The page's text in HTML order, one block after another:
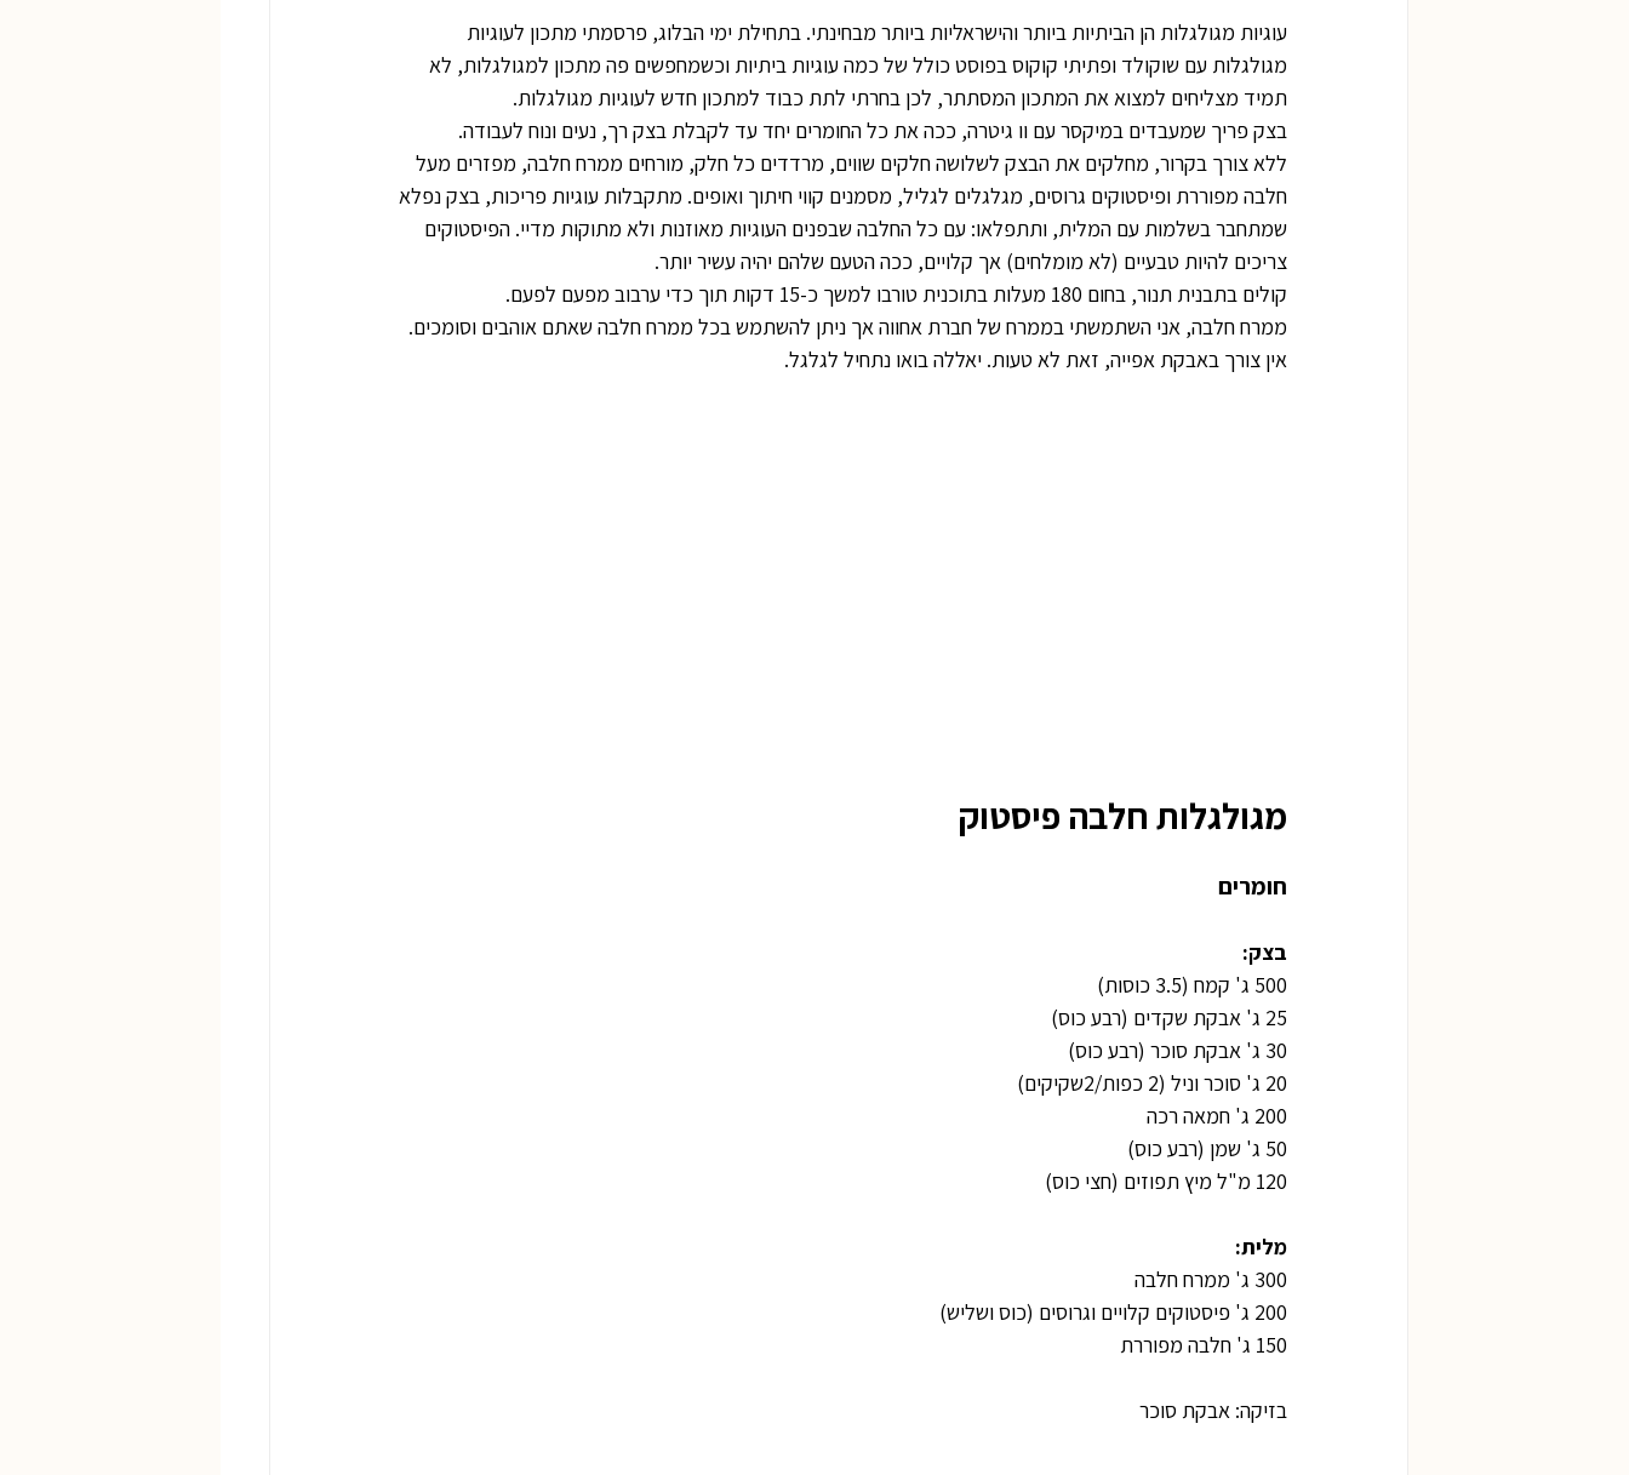
עוגיות מגולגלות הן הביתיות ביותר והישראליות ביותר מבחינתי. בתחילת ימי הבלוג, פרסמתי מתכון לעוגיות
מגולגלות עם שוקולד ופתיתי קוקוס בפוסט כולל של כמה עוגיות ביתיות וכשמחפשים פה מתכון למגולגלות, לא
תמיד מצליחים למצוא את המתכון המסתתר, לכן בחרתי לתת כבוד למתכון חדש לעוגיות מגולגלות.
בצק פריך שמעבדים במיקסר עם וו גיטרה, ככה את כל החומרים יחד עד לקבלת בצק רך, נעים ונוח לעבודה.
ללא צורך בקרור, מחלקים את הבצק לשלושה חלקים שווים, מרדדים כל חלק, מורחים ממרח חלבה, מפזרים מעל
חלבה מפוררת ופיסטוקים גרוסים, מגלגלים לגליל, מסמנים קווי חיתוך ואופים. מתקבלות עוגיות פריכות, בצק נפלא
שמתחבר בשלמות עם המלית, ותתפלאו: עם כל החלבה שבפנים העוגיות מאוזנות ולא מתוקות מדיי. הפיסטוקים
צריכים להיות טבעיים (לא מומלחים) אך קלויים, ככה הטעם שלהם יהיה עשיר יותר.
קולים בתבנית תנור, בחום 180 מעלות בתוכנית טורבו למשך כ-15 דקות תוך כדי ערבוב מפעם לפעם.
ממרח חלבה, אני השתמשתי בממרח של חברת אחווה אך ניתן להשתמש בכל ממרח חלבה שאתם אוהבים וסומכים.
אין צורך באבקת אפייה, זאת לא טעות. יאללה בואו נתחיל לגלגל.
מגולגלות חלבה פיסטוק
חומרים
בצק:
500 ג' קמח (3.5 כוסות)
25 ג' אבקת שקדים (רבע כוס)
30 ג' אבקת סוכר (רבע כוס)
20 ג' סוכר וניל (2 כפות/2שקיקים)
200 ג' חמאה רכה
50 ג' שמן (רבע כוס)
120 מ"ל מיץ תפוזים (חצי כוס)
מלית:
300 ג' ממרח חלבה
200 ג' פיסטוקים קלויים וגרוסים (כוס ושליש)
150 ג' חלבה מפוררת
בזיקה: אבקת סוכר